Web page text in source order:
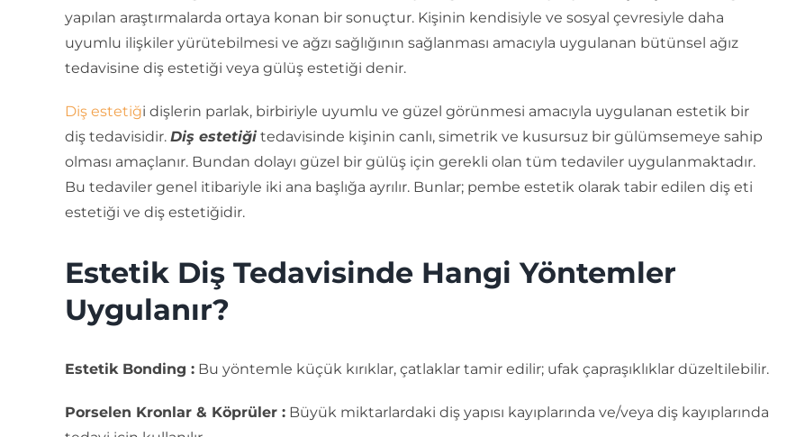
yapılan araştırmalarda ortaya konan bir sonuçtur. Kişinin kendisiyle ve sosyal çevresiyle daha
uyumlu ilişkiler yürütebilmesi ve ağzı sağlığının sağlanması amacıyla uygulanan bütünsel ağız
tedavisine diş estetiği veya gülüş estetiği denir.
Diş estetiği dişlerin parlak, birbiriyle uyumlu ve güzel görünmesi amacıyla uygulanan estetik bir
diş tedavisidir. Diş estetiğitedavisinde kişinin canlı, simetrik ve kusursuz bir gülümsemeye sahip
olması amaçlanır. Bundan dolayı güzel bir gülüş için gerekli olan tüm tedaviler uygulanmaktadır.
Bu tedaviler genel itibariyle iki ana başlığa ayrılır. Bunlar; pembe estetik olarak tabir edilen diş eti
estetiği ve diş estetiğidir.
Estetik Diş Tedavisinde Hangi Yöntemler
Uygulanır?
Estetik Bonding :Bu yöntemle küçük kırıklar, çatlaklar tamir edilir; ufak çapraşıklıklar düzeltilebilir.
Porselen Kronlar & Köprüler :Büyük miktarlardaki diş yapısı kayıplarında ve/veya diş kayıplarında